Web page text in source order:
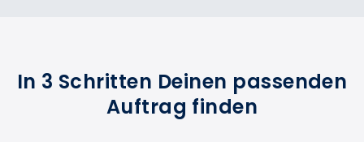
In 3 Schritten Deinen passenden
Auftrag finden